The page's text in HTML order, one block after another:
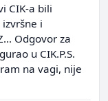
CIK-a bili
i
Odgovor za
u CIK.P.S.
na vagi, nije